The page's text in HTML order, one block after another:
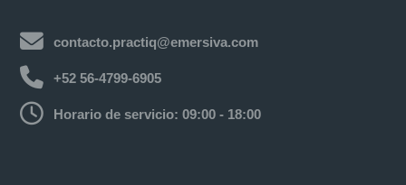
contacto.practiq@emersiva.com
+52 56-4799-6905
Horario de servicio: 09:00 - 18:00